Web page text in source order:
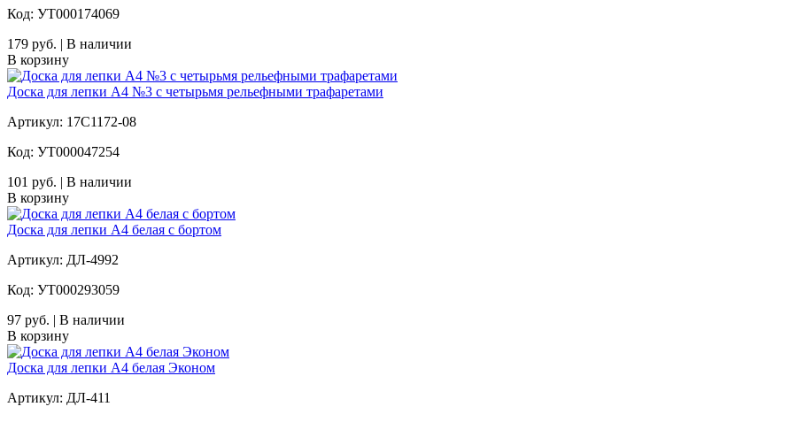
Код: УТ000174069
179 руб. | В наличии
В корзину
Доска для лепки А4 №3 с четырьмя рельефными трафаретами
Артикул: 17С1172-08
Код: УТ000047254
101 руб. | В наличии
В корзину
Доска для лепки А4 белая с бортом
Артикул: ДЛ-4992
Код: УТ000293059
97 руб. | В наличии
В корзину
Доска для лепки А4 белая Эконом
Артикул: ДЛ-411